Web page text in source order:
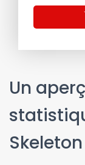
Un
Skeleton